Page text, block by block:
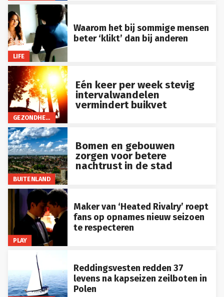
LIFE
Waarom het bij sommige mensen
beter ‘klikt’ dan bij anderen
GEZONDHEID
Eén keer per week stevig
intervalwandelen
vermindert buikvet
BUITENLAND
Bomen en gebouwen
zorgen voor betere
nachtrust in de stad
PLAY
Maker van ‘Heated Rivalry’ roept
fans op opnames nieuw seizoen
te respecteren
Reddingsvesten redden 37
levens na kapseizen zeilboten in
Polen